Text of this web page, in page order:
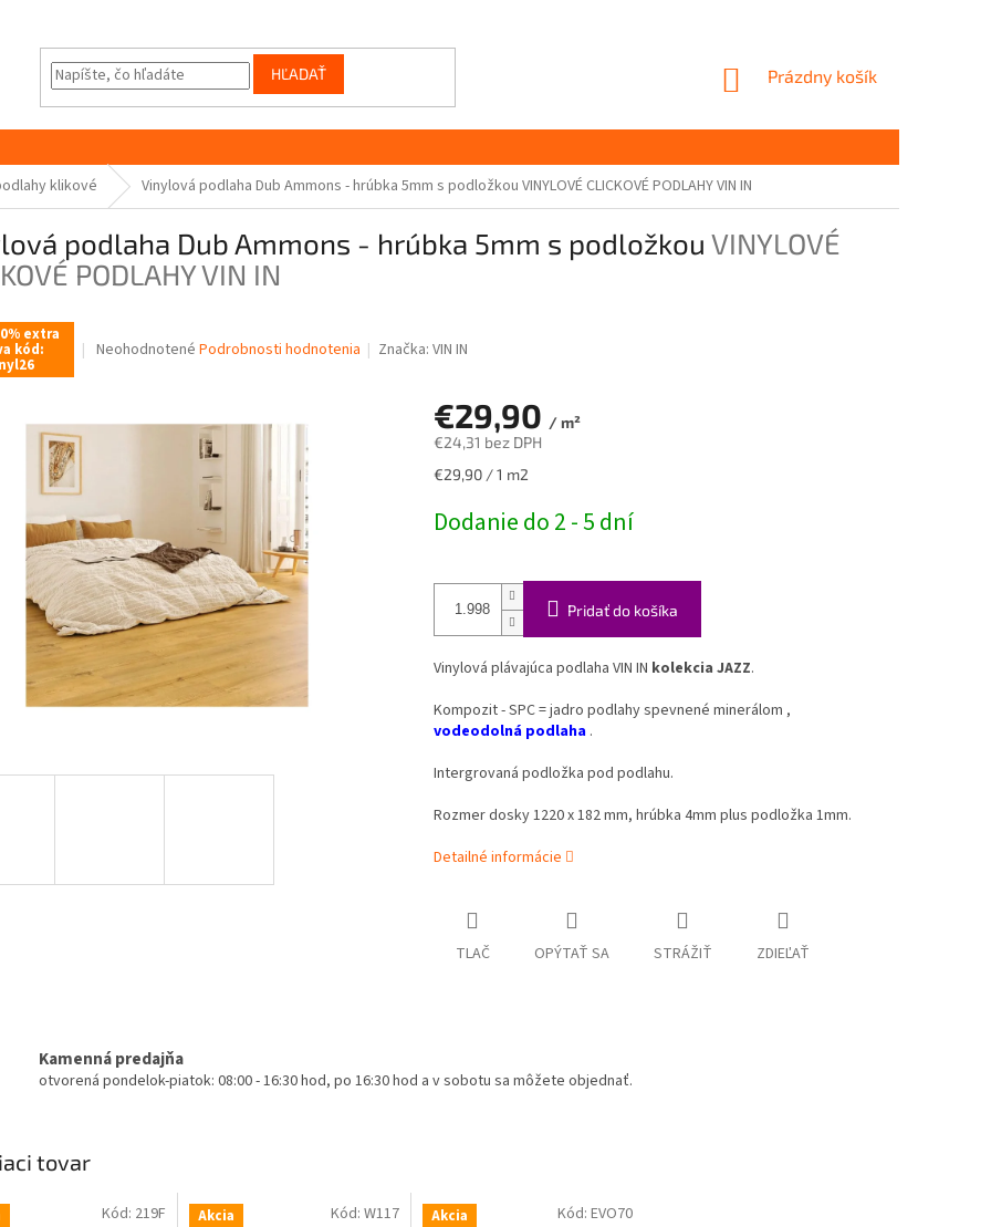
HĽADAŤ
NÁKUPNÝ
Prázdny košík
klikové Vinylová podlaha Dub Ammons - hrúbka 5mm s podložkou VINYLOVÉ CLICKOVÉ PODLAHY VIN IN
podlaha Dub Ammons - hrúbka 5mm s podložkou VINYLOVÉ
PODLAHY VIN IN
extra
kód:
Priemerné
Neohodnotené Podrobnosti hodnotenia Značka:VIN IN
€29,90 / m²
€24,31 bez DPH
Jednotková
€29,90 / 1 m2
Dodanie do 2 - 5 dní
Pridať do košíka
Vinylová plávajúca podlaha VIN IN kolekcia JAZZ.
Kompozit - SPC = jadro podlahy spevnené minerálom ,
vodeodolná podlaha.
Intergrovaná podložka pod podlahu.
Rozmer dosky 1220 x 182 mm, hrúbka 4mm plus podložka 1mm.
Detailné informácie
TLAČ OPÝTAŤ SA STRÁŽIŤ ZDIEĽAŤ
Kamenná predajňa
otvorená pondelok-piatok: 08:00 - 16:30 hod, po 16:30 hod a v sobotu sa môžete objednať.
tovar
Kód: 219F Akcia Kód: W117 Akcia Kód:EVO70